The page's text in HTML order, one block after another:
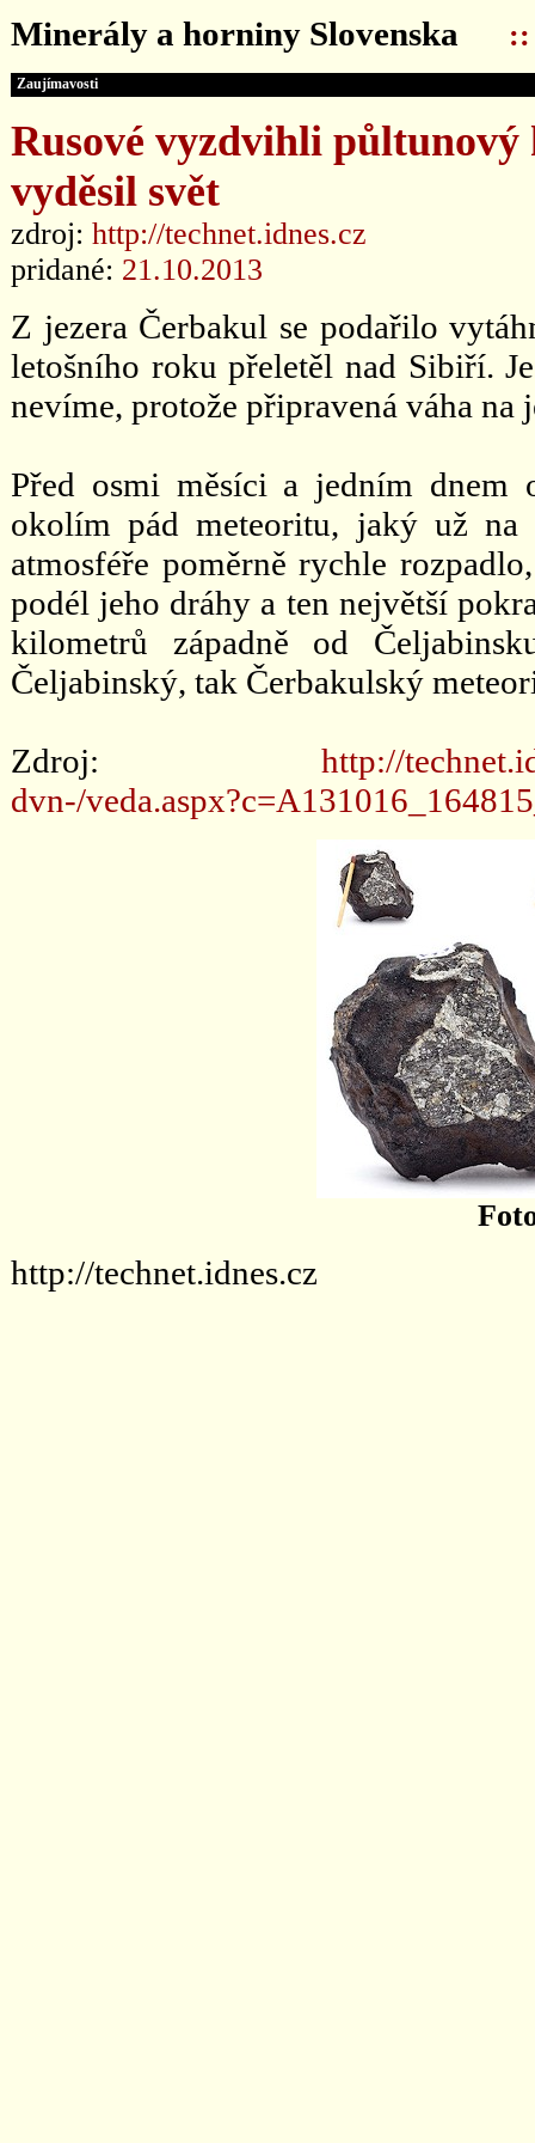
Minerály a horniny Slovenska ::
Zaujímavosti
Rusové vyzdvihli
vyděsil svět
zdroj: http://technet.idnes.cz
pridané: 21.10.2013
Z jezera Čerbakul se podařilo
letošního roku přeletěl nad Sibiří.
nevíme, protože připravená váha na
Před osmi měsíci a jedním dnem
okolím pád meteoritu, jaký už
atmosféře poměrně rychle
podél jeho dráhy a ten největší
kilometrů západně od
Čeljabinský, tak Čerbakulský
Zdroj: http://
dvn-/
http://technet.idnes.cz